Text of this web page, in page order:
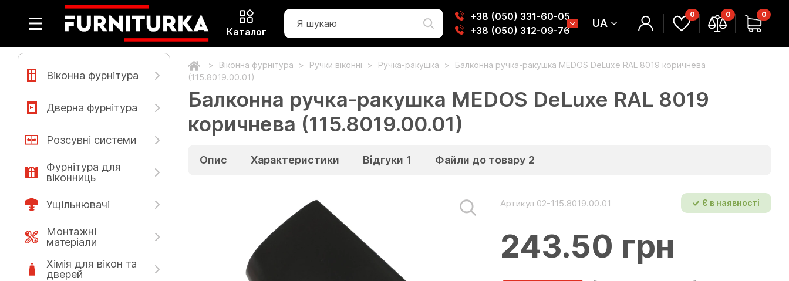
Каталог
+38 (050) 331-60-05
+38 (050) 312-09-76
UA
0 0 0
Віконна фурнітура
Дверна фурнітура
Розсувні системи
Фурнітура для
віконниць
Ущільнювачі
Монтажні
матеріали
Хімія для вікон та
дверей
Віконна фурнітура Ручки віконні Ручка-ракушка
Балконна ручка-ракушка MEDOS DeLuxe RAL 8019 коричнева
(115.8019.00.01)
Балконна ручка-ракушка MEDOS DeLuxe RAL 8019
коричнева (115.8019.00.01)
Опис Характеристики Відгуки 1 Файли до товару 2
Артикул 02-115.8019.00.01 Є в наявності
243.50 грн